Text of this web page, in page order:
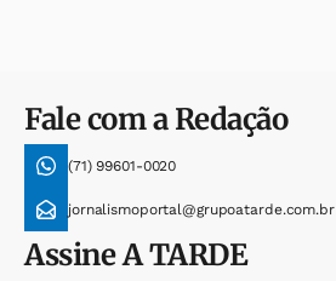
Fale com a Redação
(71) 99601-0020
jornalismoportal@grupoatarde.com.br
AssineA TARDE